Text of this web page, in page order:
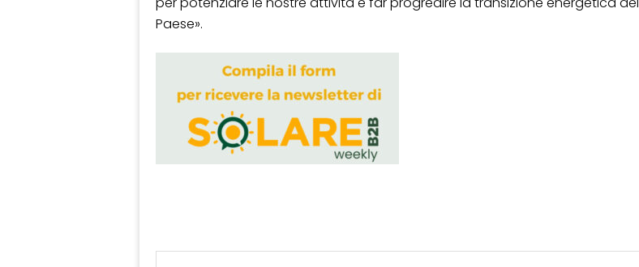
Paese».